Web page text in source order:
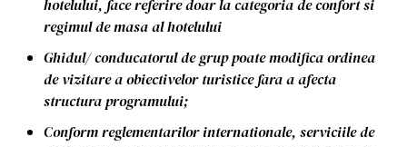
hotelului, face referire doar la categoria de confort si
regimul de masa al hotelului
Ghidul/ conducatorul de grup poate modifica ordinea
de vizitare a obiectivelor turistice fara a afecta
structura programului;
Conform reglementarilor internationale, serviciile de